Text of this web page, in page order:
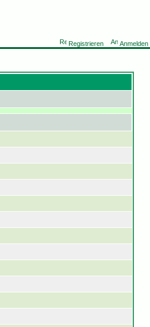
Registrieren Anmelden